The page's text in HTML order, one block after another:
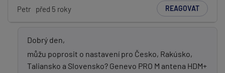
Petr před 5 roky REAGOVAT
Dobrý den,
můžu poprosit o nastavení pro Česko, Rakúsko,
Taliansko a Slovensko? Genevo PRO M antena HDM+